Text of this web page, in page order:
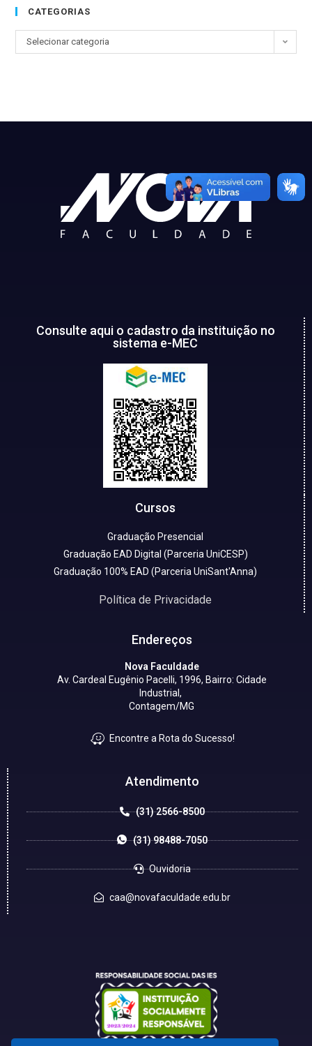
CATEGORIAS
Selecionar categoria
Consulte aqui o cadastro da instituição no
sistema e-MEC
Cursos
Graduação Presencial
Graduação EAD Digital (Parceria UniCESP)
Graduação 100% EAD (Parceria UniSant'Anna)
Política de Privacidade
Endereços
Nova Faculdade
Av. Cardeal Eugênio Pacelli, 1996, Bairro: Cidade
Industrial,
Contagem/MG
Encontre a Rota do Sucesso!
Atendimento
(31) 2566-8500
(31) 98488-7050
Ouvidoria
caa@novafaculdade.edu.br